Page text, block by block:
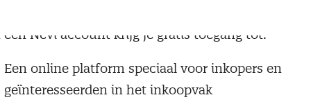
een Nevi account krijg je gratis toegang tot:
Een online platform speciaal voor inkopers en
geïnteresseerden in het inkoopvak